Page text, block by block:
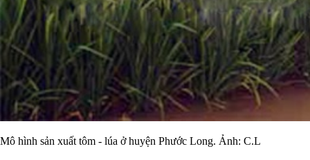
Mô hình sản xuất tôm - lúa ở huyện Phước Long. Ảnh: C.L